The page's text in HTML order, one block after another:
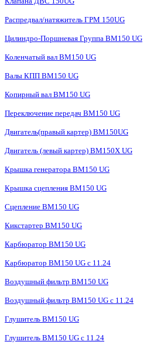
Распредвал/натяжитель ГРМ 150UG
Цилиндро-Поршневая Группа BM150 UG
Коленчатый вал BM150 UG
Валы КПП BM150 UG
Копирный вал BM150 UG
Переключение передач BM150 UG
Двигатель(правый картер) ВМ150UG
Двигатель (левый картер) BM150X UG
Крышка генератора BM150 UG
Крышка сцепления BM150 UG
Сцепление BM150 UG
Кикстартер BM150 UG
Карбюратор BM150 UG
Карбюратор BM150 UG с 11.24
Воздушный фильтр BM150 UG
Воздушный фильтр BM150 UG c 11.24
Глушитель BM150 UG
Глушитель BM150 UG с 11.24